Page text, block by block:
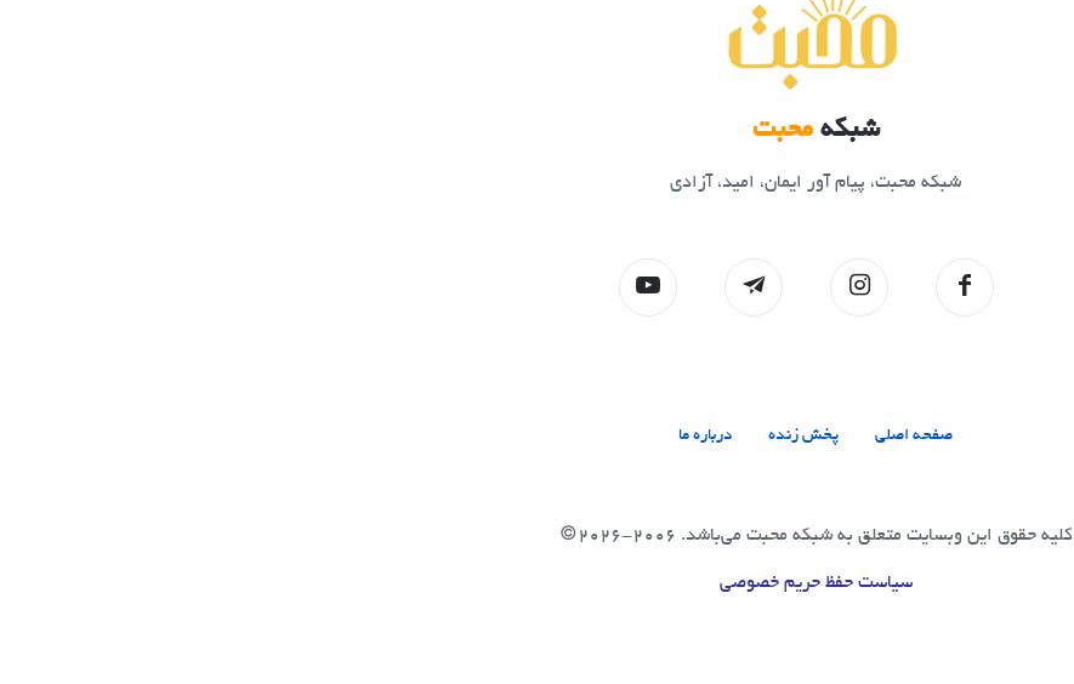
شبکهمحبت
شبکه محبت، پیام آور ایمان، امید، آزادی
صفحه اصلی پخش زنده درباره ما
کلیه حقوق این وبسایت متعلق به شبکه محبت می‌باشد. 2006-2026©
سیاست حفظ حریم خصوصی